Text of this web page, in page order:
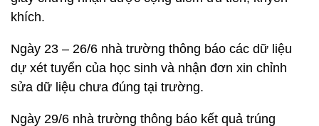
khích.
Ngày 23 – 26/6 nhà trường thông báo các dữ liệu
dự xét tuyển của học sinh và nhận đơn xin chỉnh
sửa dữ liệu chưa đúng tại trường.
Ngày 29/6 nhà trường thông báo kết quả trúng